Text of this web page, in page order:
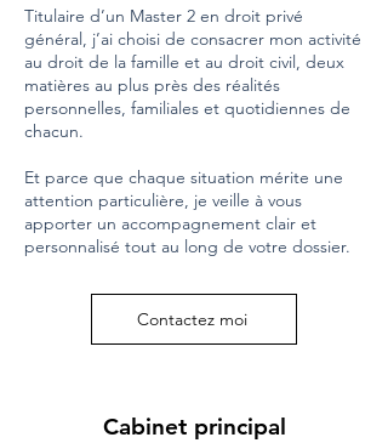
Titulaire d’un Master 2 en droit privé
général, j’ai choisi de consacrer mon activité
au droit de la famille et au droit civil, deux
matières au plus près des réalités
personnelles, familiales et quotidiennes de
chacun.
Et parce que chaque situation mérite une
attention particulière, je veille à vous
apporter un accompagnement clair et
personnalisé tout au long de votre dossier.
Contactez moi
Cabinet principal